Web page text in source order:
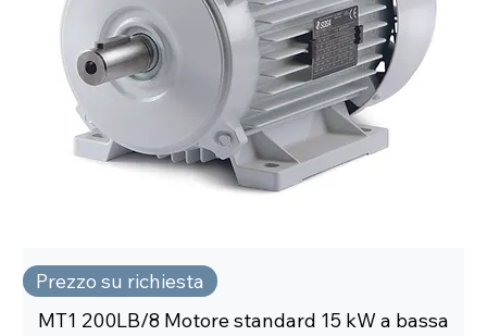
Prezzo su richiesta
MT1 200LB/8 Motore standard 15 kW a bassa